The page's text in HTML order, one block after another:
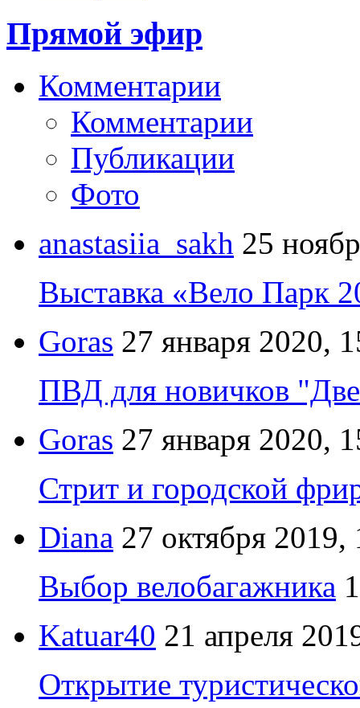
Прямой эфир
Комментарии
Комментарии
Публикации
Фото
anastasiia_sakh 25
Выставка «Вело Парк
Goras 27 января 2020,
ПВД для новичков
Goras 27 января 2020,
Стрит и городской
Diana 27 октября 2019,
Выбор велобагажника
Katuar40 21 апреля
Открытие